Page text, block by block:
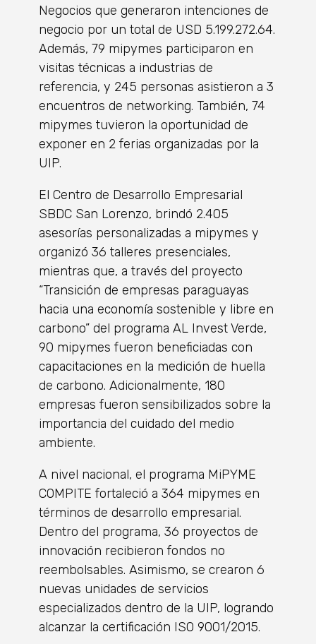
Negocios que generaron intenciones de
negocio por un total de USD 5.199.272.64.
Además, 79 mipymes participaron en
visitas técnicas a industrias de
referencia, y 245 personas asistieron a 3
encuentros de networking. También, 74
mipymes tuvieron la oportunidad de
exponer en 2 ferias organizadas por la
UIP.
El Centro de Desarrollo Empresarial
SBDC San Lorenzo, brindó 2.405
asesorías personalizadas a mipymes y
organizó 36 talleres presenciales,
mientras que, a través del proyecto
“Transición de empresas paraguayas
hacia una economía sostenible y libre en
carbono” del programa AL Invest Verde,
90 mipymes fueron beneficiadas con
capacitaciones en la medición de huella
de carbono. Adicionalmente, 180
empresas fueron sensibilizados sobre la
importancia del cuidado del medio
ambiente.
A nivel nacional, el programa MiPYME
COMPITE fortaleció a 364 mipymes en
términos de desarrollo empresarial.
Dentro del programa, 36 proyectos de
innovación recibieron fondos no
reembolsables. Asimismo, se crearon 6
nuevas unidades de servicios
especializados dentro de la UIP, logrando
alcanzar la certificación ISO 9001/2015.